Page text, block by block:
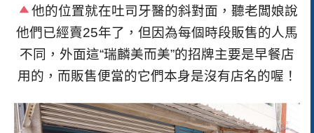
他的位置就在吐司牙醫的斜對面，聽老闆娘說
他們已經賣25年了，但因為每個時段販售的人馬
不同，外面這“瑞麟美而美”的招牌主要是早餐店
用的，而販售便當的它們本身是沒有店名的喔！